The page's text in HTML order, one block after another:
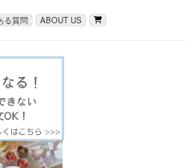
る質問 ABOUT US